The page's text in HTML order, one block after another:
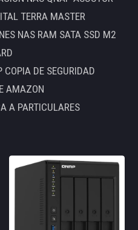
TERRA MASTER
NAS RAM SATA SSD M2
COPIA DE SEGURIDAD
AMAZON
A PARTICULARES